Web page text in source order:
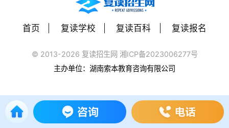
首页 复读学校 复读百科 复读报名
© 2013-2026 复读招生网 湘ICP备2023006277号
主办单位：湖南索本教育咨询有限公司